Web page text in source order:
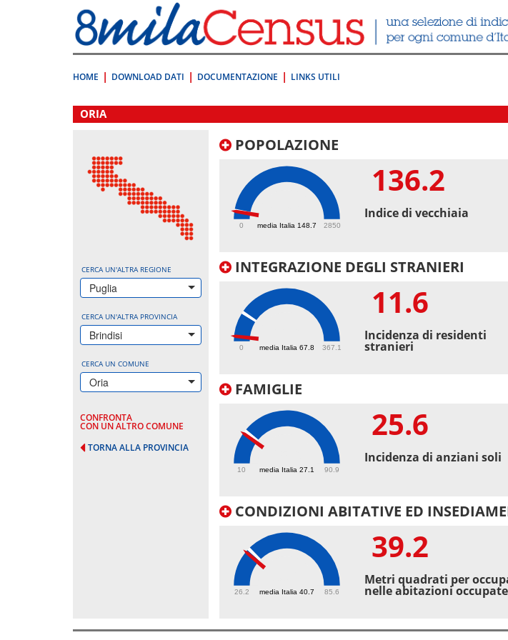
direttamente
a:
Contenuto
HOME DOWNLOAD DATI DOCUMENTAZIONE LINKS UTILI
.
ORIA
CERCA UN'ALTRA REGIONE
Puglia
CERCA UN'ALTRA PROVINCIA
Brindisi
CERCA UN COMUNE
Oria
CONFRONTA
CON UN ALTRO COMUNE
TORNA ALLA PROVINCIA
POPOLAZIONE
media Italia 148.7
0 2850
136.2
Indice di vecchiaia
INTEGRAZIONE DEGLI STRANIERI
media Italia 67.8
0 367.1
11.6
Incidenza di residenti
stranieri
FAMIGLIE
media Italia 27.1
10 90.9
25.6
Incidenza di anziani soli
CONDIZIONI ABITATIVE ED
media Italia 40.7
26.2 85.6
39.2
Metri quadrati per
nelle abitazioni occupate